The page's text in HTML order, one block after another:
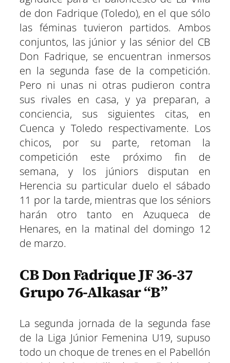
r
e
n
r
)
r
e
n
e
n
r
e
n
rt r
e
n
de don Fadrique (Toledo), en el que sólo
las féminas tuvieron partidos. Ambos
conjuntos, las júnior y las sénior del CB
Don Fadrique, se encuentran inmersos
en la segunda fase de la competición.
Pero ni unas ni otras pudieron contra
sus rivales en casa, y ya preparan, a
conciencia, sus siguientes citas, en
Cuenca y Toledo respectivamente. Los
chicos, por su parte, retoman la
competición este próximo fin de
semana, y los júniors disputan en
Herencia su particular duelo el sábado
11 por la tarde, mientras que los séniors
harán otro tanto en Azuqueca de
Henares, en la matinal del domingo 12
de marzo.
CB Don Fadrique JF 36-37
Grupo 76-Alkasar “B”
La segunda jornada de la segunda fase
de la Liga Júnior Femenina U19, supuso
todo un choque de trenes en el Pabellón